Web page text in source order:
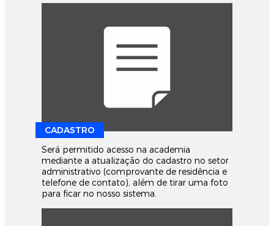
CADASTRO
Será permitido acesso na academia
mediante a atualização do cadastro no setor
administrativo (comprovante de residência e
telefone de contato), além de tirar uma foto
para ficar no nosso sistema.